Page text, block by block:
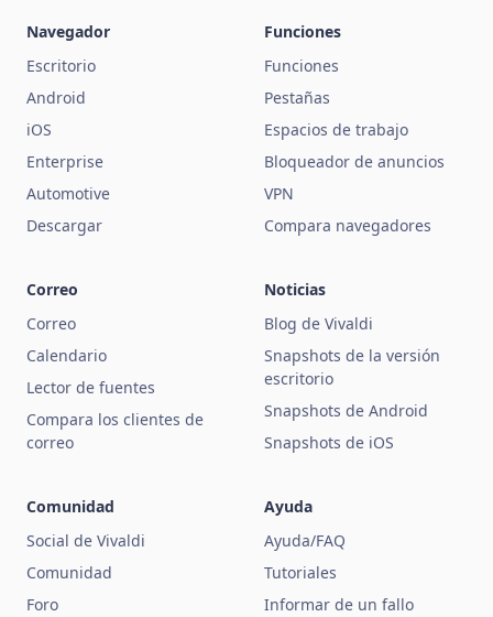
Navegador
Escritorio
Android
iOS
Enterprise
Automotive
Descargar
Funciones
Funciones
Pestañas
Espacios de trabajo
Bloqueador de anuncios
VPN
Compara navegadores
Correo
Correo
Calendario
Lector de fuentes
Compara los clientes de
correo
Noticias
Blog de Vivaldi
Snapshots de la versión
escritorio
Snapshots de Android
Snapshots de iOS
Comunidad
Social de Vivaldi
Comunidad
Foro
Ayuda
Ayuda/FAQ
Tutoriales
Informar de un fallo